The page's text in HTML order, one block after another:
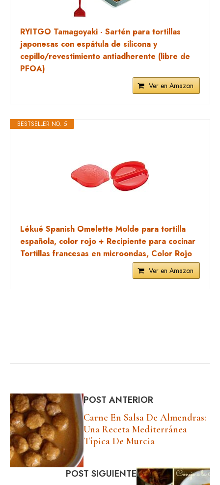
RYITGO Tamagoyaki - Sartén para tortillas
japonesas con espátula de silicona y
cepillo/revestimiento antiadherente (libre de
PFOA)
Ver en Amazon
BESTSELLER NO. 5
Lékué Spanish Omelette Molde para tortilla
española, color rojo + Recipiente para cocinar
Tortillas francesas en microondas, Color Rojo
Ver en Amazon
POST ANTERIOR
Carne En Salsa De Almendras:
Una Receta Mediterránea
Típica De Murcia
POST SIGUIENTE